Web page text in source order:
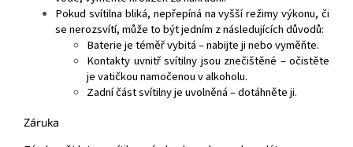
Pokud svítilna bliká, nepřepíná na vyšší režimy výkonu, či
se nerozsvítí, může to být jedním z následujících důvodů:
Baterie je téměř vybitá – nabijte ji nebo vyměňte.
Kontakty uvnitř svítilny jsou znečištěné – očistěte
je vatičkou namočenou v alkoholu.
Zadní část svítilny je uvolněná – dotáhněte ji.
Záruka